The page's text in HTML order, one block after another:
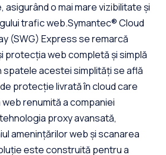
o mai mare vizibilitate și
trafic web.Symantec® Cloud
(SWG) Express se remarcă
protecția web completă și simplă
spatele acestei simplități se află
protecție livrată în cloud care
renumită a companiei
proxy avansată,
amenințărilor web și scanarea
este construită pentru a